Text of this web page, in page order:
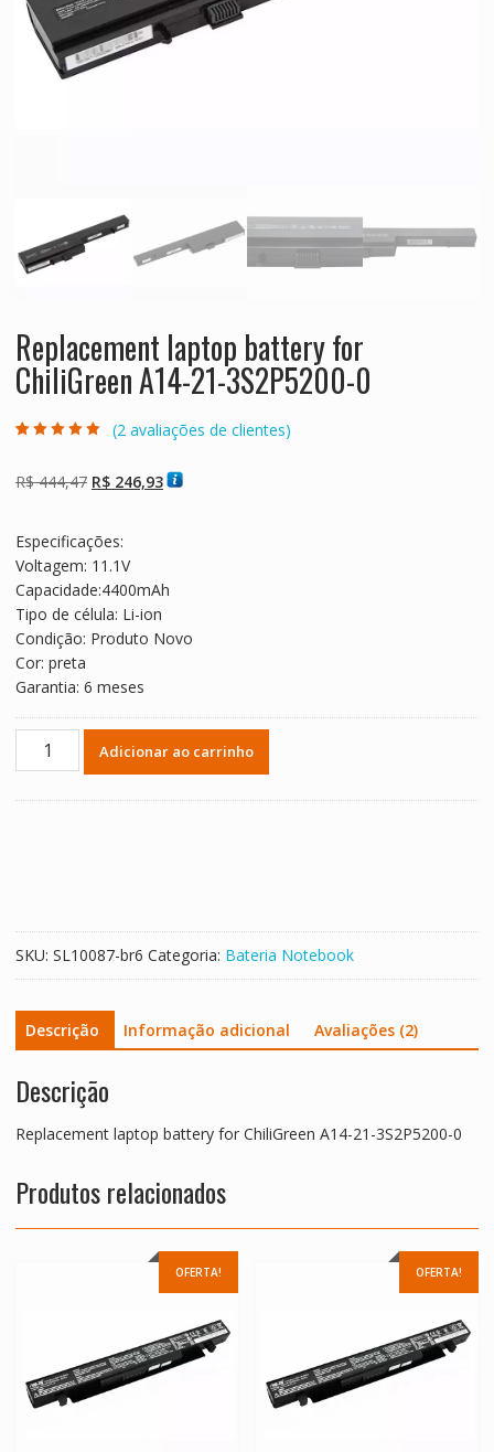
Replacement laptop battery for
ChiliGreen A14-21-3S2P5200-0
baseado em
avaliações de
(2avaliações de clientes)
R$444,47 O
era:
R$ 444,47.
R$246,93O
Especificações:
Voltagem: 11.1V
Capacidade:4400mAh
Tipo de célula: Li-ion
Condição: Produto Novo
Cor: preta
Garantia: 6 meses
Replacement
0
quantidade
Adicionar ao carrinho
SKU: SL10087-br6 Categoria: Bateria Notebook
Descrição Informação adicional Avaliações (2)
Descrição
Replacement laptop battery for ChiliGreen A14-21-3S2P5200-0
Produtos relacionados
OFERTA! OFERTA!